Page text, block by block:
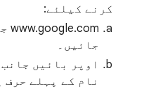
کرنے کیلئے:
جائیں۔
اوپر بائیں
نام کے پہلے حرف